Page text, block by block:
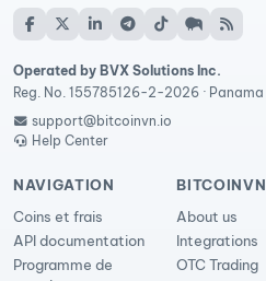
Operated by BVX Solutions Inc.
Reg. No. 155785126-2-2026 · Panama
support@bitcoinvn.io
Help Center
NAVIGATION
Coins et frais
API documentation
Programme de
BITCOINVN
About us
Integrations
OTC Trading